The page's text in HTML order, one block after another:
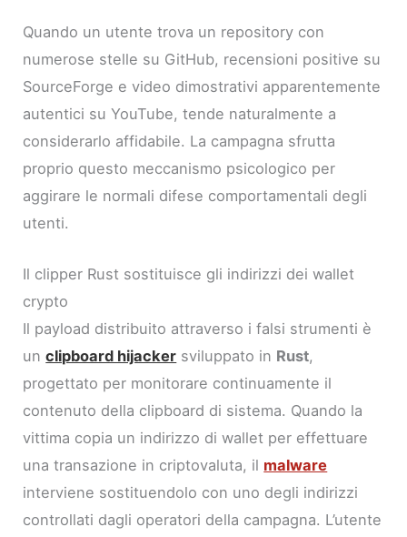
Quando un utente trova un repository con
numerose stelle su GitHub, recensioni positive su
SourceForge e video dimostrativi apparentemente
autentici su YouTube, tende naturalmente a
considerarlo affidabile. La campagna sfrutta
proprio questo meccanismo psicologico per
aggirare le normali difese comportamentali degli
utenti.
Il clipper Rust sostituisce gli indirizzi dei wallet
crypto
Il payload distribuito attraverso i falsi strumenti è
unclipboard hijacker sviluppato in Rust,
progettato per monitorare continuamente il
contenuto della clipboard di sistema. Quando la
vittima copia un indirizzo di wallet per effettuare
una transazione in criptovaluta, il malware
interviene sostituendolo con uno degli indirizzi
controllati dagli operatori della campagna. L’utente